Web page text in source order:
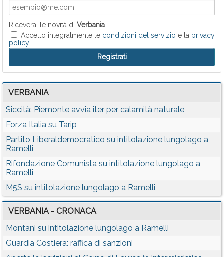
Riceverai le novità di Verbania
Accetto integralmente le condizioni del servizio e la privacy
policy
VERBANIA
Siccità: Piemonte avvia iter per calamità naturale
Forza Italia su Tarip
Partito Liberaldemocratico su intitolazione lungolago a
Ramelli
Rifondazione Comunista su intitolazione lungolago a
Ramelli
M5S su intitolazione lungolago a Ramelli
VERBANIA - CRONACA
Montani su intitolazione lungolago a Ramelli
Guardia Costiera: raffica di sanzioni